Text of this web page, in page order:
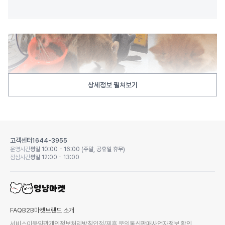
상세정보 펼쳐보기
고객센터1644-3955
운영시간평일 10:00 - 16:00 (주말, 공휴일 휴무)
점심시간평일 12:00 - 13:00
FAQB2B마켓 브랜드 소개
서비스이용약관개인정보처리방침입점/제휴 문의통신판매사업자정보 확인